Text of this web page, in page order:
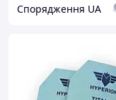
Спорядження UA